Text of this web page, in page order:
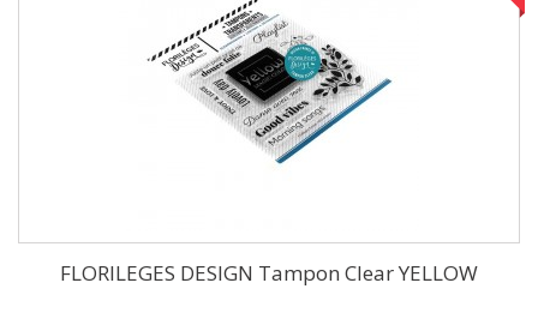
FLORILEGES DESIGN Tampon Clear YELLOW